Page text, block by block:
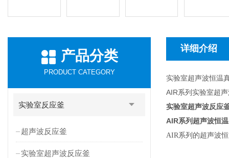
产品分类
PRODUCT CATEGORY
实验室反应釜
超声波反应釜
实验室超声波反应釜
详细介绍
实验室超声波恒温
AIR系列实验室超
实验室超声波反应
AIR系列超声波恒
AIR系列的超声波